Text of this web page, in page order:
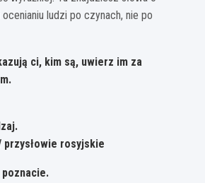
ludzi po czynach, nie po
ci, kim są, uwierz im za
przysłowie rosyjskie